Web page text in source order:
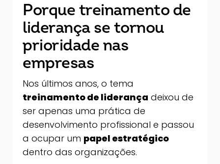
Porque treinamento de
liderança se tornou
prioridade nas
empresas
Nos últimos anos, o tema
treinamento de liderança deixou de
ser apenas uma prática de
desenvolvimento profissional e passou
a ocupar um papel estratégico
dentro das organizações.